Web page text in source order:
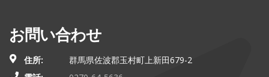
お問い合わせ
住所:
群馬県佐波郡玉村町上新田679-2